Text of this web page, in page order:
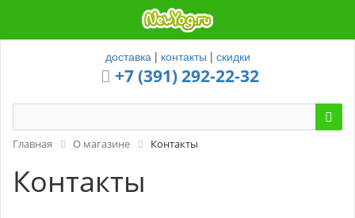
доставка| контакты | скидки
+7 (391) 292-22-32
Главная О магазине Контакты
Контакты